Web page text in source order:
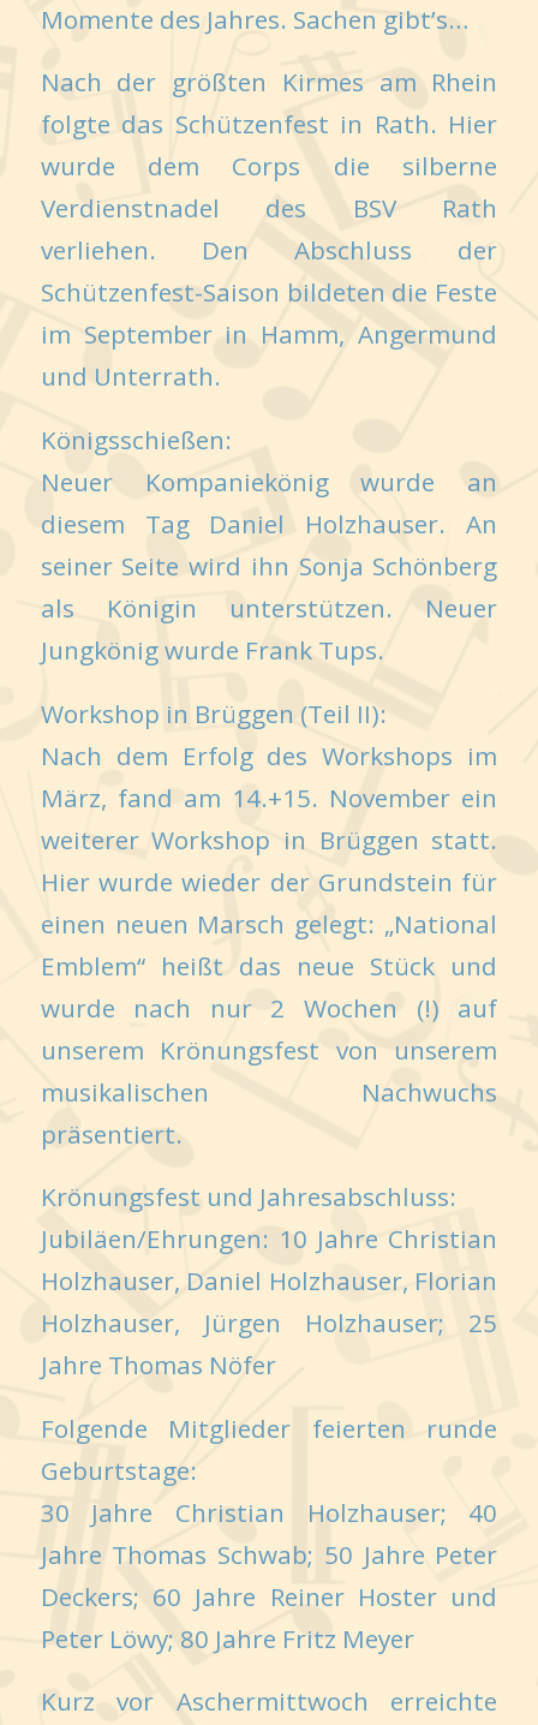
Momente des Jahres. Sachen gibt’s…
Nach der größten Kirmes am Rhein
folgte das Schützenfest in Rath. Hier
wurde dem Corps die silberne
Verdienstnadel des BSV Rath
verliehen. Den Abschluss der
Schützenfest-Saison bildeten die Feste
im September in Hamm, Angermund
und Unterrath.
Königsschießen:
Neuer Kompaniekönig wurde an
diesem Tag Daniel Holzhauser. An
seiner Seite wird ihn Sonja Schönberg
als Königin unterstützen. Neuer
Jungkönig wurde Frank Tups.
Workshop in Brüggen (Teil II):
Nach dem Erfolg des Workshops im
März, fand am 14.+15. November ein
weiterer Workshop in Brüggen statt.
Hier wurde wieder der Grundstein für
einen neuen Marsch gelegt: „National
Emblem“ heißt das neue Stück und
wurde nach nur 2 Wochen (!) auf
unserem Krönungsfest von unserem
musikalischen Nachwuchs
präsentiert.
Krönungsfest und Jahresabschluss:
Jubiläen/Ehrungen: 10 Jahre Christian
Holzhauser, Daniel Holzhauser, Florian
Holzhauser, Jürgen Holzhauser; 25
Jahre Thomas Nöfer
Folgende Mitglieder feierten runde
Geburtstage:
30 Jahre Christian Holzhauser; 40
Jahre Thomas Schwab; 50 Jahre Peter
Deckers; 60 Jahre Reiner Hoster und
Peter Löwy; 80 Jahre Fritz Meyer
Kurz vor Aschermittwoch erreichte